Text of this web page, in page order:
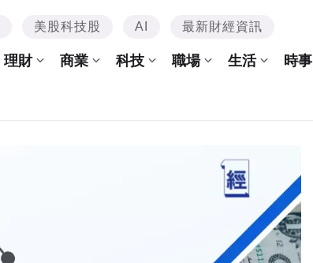
美股科技股 AI 最新財經資訊
理財 商業 科技 職場 生活 時事